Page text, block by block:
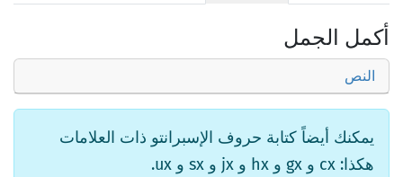
أكمل الجمل
النص
يمكنك أيضاً كتابة حروف الإسبرانتو ذات العلامات
هكذا: cx و gx و hx و jx و sx و ux.